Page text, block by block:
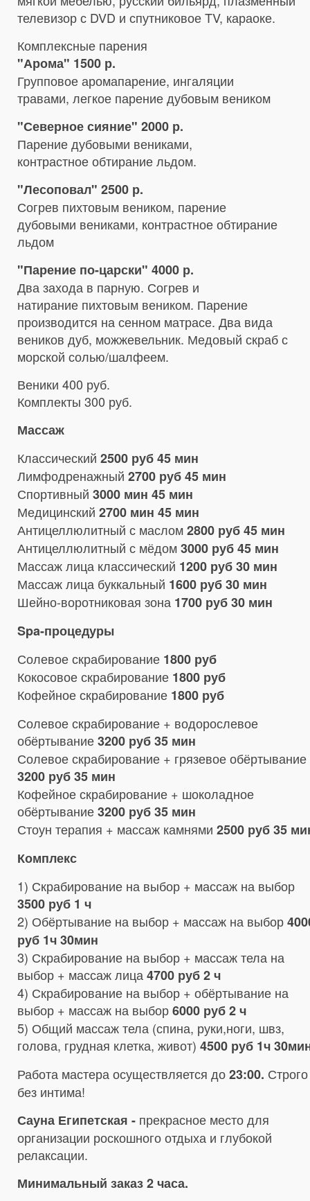
телевизор с DVD и спутниковое TV, караоке.
Комплексные парения
"Арома" 1500 р.
Групповое аромапарение, ингаляции
травами, легкое парение дубовым веником
"Северное сияние" 2000 р.
Парение дубовыми вениками,
контрастное обтирание льдом.
"Лесоповал" 2500 р.
Согрев пихтовым веником, парение
дубовыми вениками, контрастное обтирание
льдом
"Парение по-царски" 4000 р.
Два захода в парную. Согрев и
натирание пихтовым веником. Парение
производится на сенном матрасе. Два вида
веников дуб, можжевельник. Медовый скраб с
морской солью/шалфеем.
Веники 400 руб.
Комплекты 300 руб.
Массаж
Классический 2500 руб 45 мин
Лимфодренажный 2700 руб 45 мин
Спортивный 3000 мин 45 мин
Медицинский 2700 мин 45 мин
Антицеллюлитный с маслом2800 руб 45 мин
Антицеллюлитный с мёдом3000 руб 45 мин
Массаж лица классический 1200 руб 30 мин
Массаж лица буккальный 1600 руб 30 мин
Шейно-воротниковая зона 1700 руб 30 мин
Spa-процедуры
Солевое скрабирование 1800 руб
Кокосовое скрабирование 1800 руб
Кофейное скрабирование 1800 руб
Солевое скрабирование + водорослевое
обёртывание3200 руб 35 мин
Солевое скрабирование + грязевое обёртывание
3200 руб 35 мин
Кофейное скрабирование + шоколадное
обёртывание3200 руб 35 мин
Стоун терапия + массаж камнями 2500 руб 35
Комплекс
1) Скрабирование на выбор + массаж на выбор
3500 руб 1 ч
2) Обёртывание на выбор + массаж на выбор
руб 1ч 30мин
3) Скрабирование на выбор + массаж тела на
выбор + массаж лица4700 руб 2 ч
4) Скрабирование на выбор + обёртывание на
выбор + массаж на выбор6000 руб 2 ч
5) Общий массаж тела (спина, руки,ноги, швз,
голова, грудная клетка, живот) 4500 руб 1ч
Работа мастера осуществляется до23:00. Строго
без интима!
Сауна Египетская - прекрасное место для
организации роскошного отдыха и глубокой
релаксации.
Минимальный заказ 2 часа.